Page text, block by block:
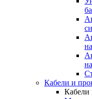
Кабели и
Кабели